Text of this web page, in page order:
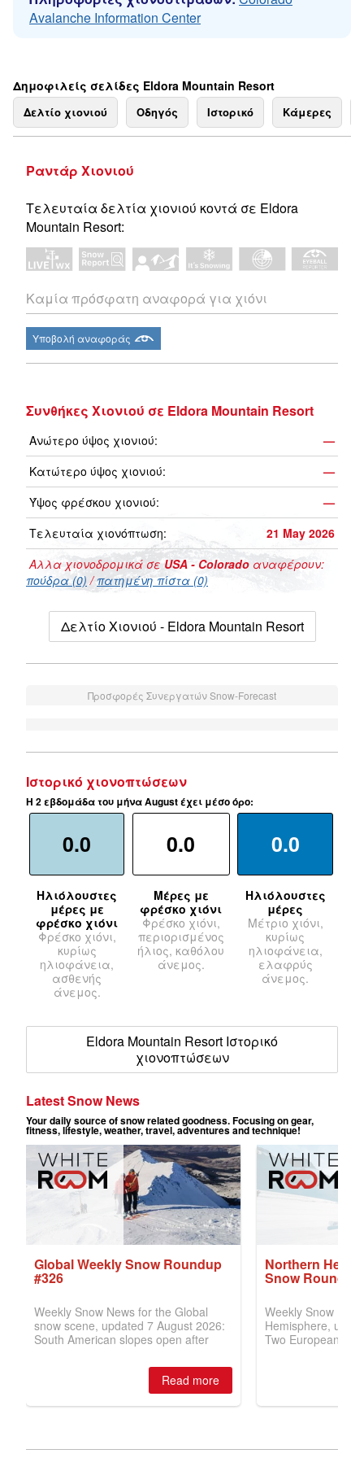
Avalanche Information Center
Δημοφιλείς σελίδες Eldora Mountain Resort
Δελτίο χιονιού Οδηγός Ιστορικό Κάμερες
Ραντάρ Χιονιού
Τελευταία δελτία χιονιού κοντά σε Eldora
Mountain Resort:
Καμία πρόσφατη αναφορά για χιόνι
Υποβολή αναφοράς
Συνθήκες Χιονιού σε Eldora Mountain Resort
Ανώτερο ύψος χιονιού:
—
Κατώτερο ύψος χιονιού:
—
Ύψος φρέσκου χιονιού:
—
Τελευταία χιονόπτωση:
21 May 2026
Αλλα χιονοδρομικά σεUSA - Colorado αναφέρουν:
πούδρα (0) /πατημένη πίστα (0)
Δελτίο Χιονιού - Eldora Mountain Resort
Προσφορές Συνεργατών Snow-Forecast
Ιστορικό χιονοπτώσεων
Η 2 εβδομάδα του μήνα August έχει μέσο όρο:
0.0
Ηλιόλουστες
μέρες με
φρέσκο χιόνι
Φρέσκο χιόνι,
κυρίως
ηλιοφάνεια,
ασθενής
άνεμος.
0.0
Μέρες με
φρέσκο χιόνι
Φρέσκο χιόνι,
περιορισμένος
ήλιος, καθόλου
άνεμος.
0.0
Ηλιόλουστες
μέρες
Μέτριο χιόνι,
κυρίως
ηλιοφάνεια,
ελαφρύς
άνεμος.
Eldora Mountain Resort Ιστορικό
χιονοπτώσεων